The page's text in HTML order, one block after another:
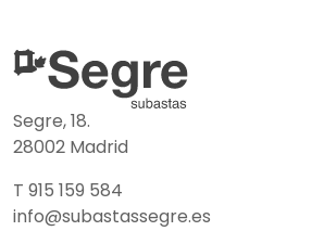
Segre, 18.
28002 Madrid
T 915 159 584
info@subastassegre.es